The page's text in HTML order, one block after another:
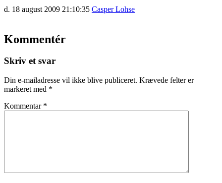
d. 18 august 2009 21:10:35 Casper Lohse
Kommentér
Skriv et svar
Din e-mailadresse vil ikke blive publiceret. Krævede felter er
markeret med *
Kommentar *